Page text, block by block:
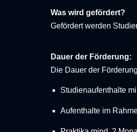
Was wird gefördert?
Gefördert werden
Dauer der Förderung:
Die Dauer der
Studienaufenthalte
Aufenthalte im